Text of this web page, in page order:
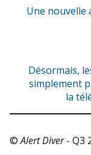
Une nouvelle
Désormais,
simplement
la
©Alert Diver- Q3